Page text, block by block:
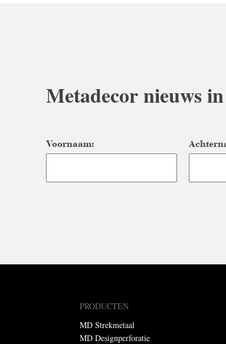
Metadecor nieuws
Voornaam:
PRODUCTEN
MD Strekmetaal
MD Designperforatie